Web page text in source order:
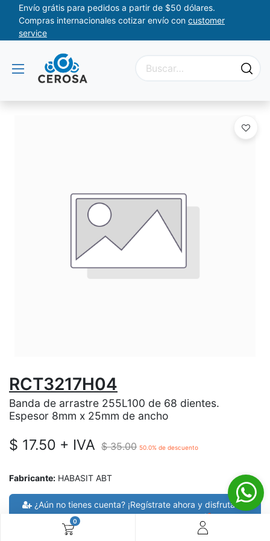
0
Envío grátis para pedidos a partir de $50 dólares.
Compras internacionales cotizar envío con customer
service
RCT3217H04
Banda de arrastre 255L100 de 68 dientes.
Espesor 8mm x 25mm de ancho
$ 17.50 + IVA $35.00 50.0% de descuento
Fabricante: HABASIT ABT
¿Aún no tienes cuenta? ¡Regístrate ahora y disfruta de
precios especiales en tus compras! 🚀